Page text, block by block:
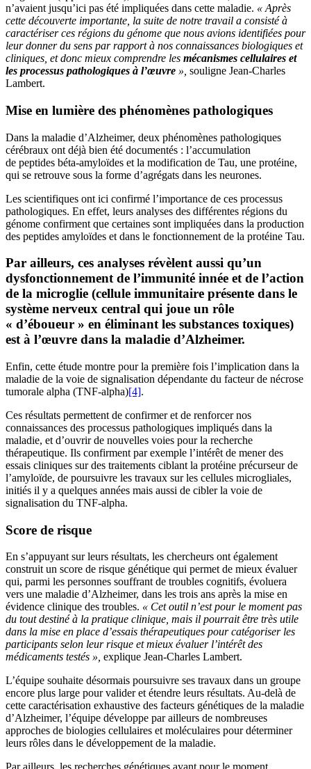
n’avaient jusqu’ici pas été impliquées dans cette maladie. « Après
cette découverte importante, la suite de notre travail a consisté à
caractériser ces régions du génome que nous avions identifiées pour
leur donner du sens par rapport à nos connaissances biologiques et
cliniques, et donc mieux comprendre les mécanismes cellulaires et
les processus pathologiques à l’œuvre », souligne Jean-Charles
Lambert.
Mise en lumière des phénomènes pathologiques
Dans la maladie d’Alzheimer, deux phénomènes pathologiques
cérébraux ont déjà bien été documentés : l’accumulation
de peptides béta-amyloïdes et la modification de Tau, une protéine,
qui se retrouve sous la forme d’agrégats dans les neurones.
Les scientifiques ont ici confirmé l’importance de ces processus
pathologiques. En effet, leurs analyses des différentes régions du
génome confirment que certaines sont impliquées dans la production
des peptides amyloïdes et dans le fonctionnement de la protéine Tau.
Par ailleurs, ces analyses révèlent aussi qu’un
dysfonctionnement de l’immunité innée et de l’action
de la microglie (cellule immunitaire présente dans le
système nerveux central qui joue un rôle
« d’éboueur » en éliminant les substances toxiques)
est à l’œuvre dans la maladie d’Alzheimer.
Enfin, cette étude montre pour la première fois l’implication dans la
maladie de la voie de signalisation dépendante du facteur de nécrose
tumorale alpha (TNF-alpha)[4].
Ces résultats permettent de confirmer et de renforcer nos
connaissances des processus pathologiques impliqués dans la
maladie, et d’ouvrir de nouvelles voies pour la recherche
thérapeutique. Ils confirment par exemple l’intérêt de mener des
essais cliniques sur des traitements ciblant la protéine précurseur de
l’amyloïde, de poursuivre les travaux sur les cellules microgliales,
initiés il y a quelques années mais aussi de cibler la voie de
signalisation du TNF-alpha.
Score de risque
En s’appuyant sur leurs résultats, les chercheurs ont également
construit un score de risque génétique qui permet de mieux évaluer
qui, parmi les personnes souffrant de troubles cognitifs, évoluera
vers une maladie d’Alzheimer, dans les trois ans après la mise en
évidence clinique des troubles. « Cet outil n’est pour le moment pas
du tout destiné à la pratique clinique, mais il pourrait être très utile
dans la mise en place d’essais thérapeutiques pour catégoriser les
participants selon leur risque et mieux évaluer l’intérêt des
médicaments testés », explique Jean-Charles Lambert.
L’équipe souhaite désormais poursuivre ses travaux dans un groupe
encore plus large pour valider et étendre leurs résultats. Au-delà de
cette caractérisation exhaustive des facteurs génétiques de la maladie
d’Alzheimer, l’équipe développe par ailleurs de nombreuses
approches de biologies cellulaires et moléculaires pour déterminer
leurs rôles dans le développement de la maladie.